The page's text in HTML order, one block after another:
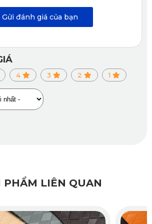
đa dạng, dễ phối nội thất
thảm phù hợp không chỉ giúp đồng bộ
Gửi đánh giá của bạn
4 3 2 1
PHẨM LIÊN QUAN